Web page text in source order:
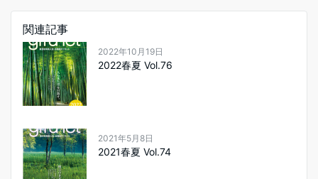
関連記事
2022年10月19日
2022春夏 Vol.76
2021年5月8日
2021春夏 Vol.74